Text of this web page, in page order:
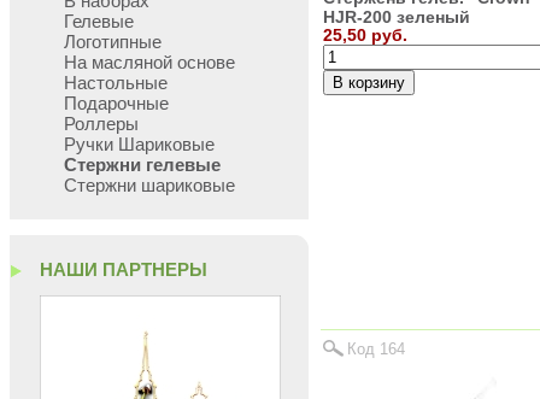
HJR-200 зеленый
25,50 руб.
Код 164
Гелевые
Логотипные
На масляной основе
Настольные
Подарочные
Роллеры
Ручки Шариковые
Стержни гелевые
Стержни шариковые
НАШИ ПАРТНЕРЫ